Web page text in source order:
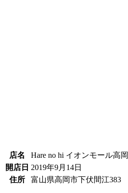
店名
Hare no hi イオンモール高岡
開店日 2019年9月14日
住所
富山県高岡市下伏間江383